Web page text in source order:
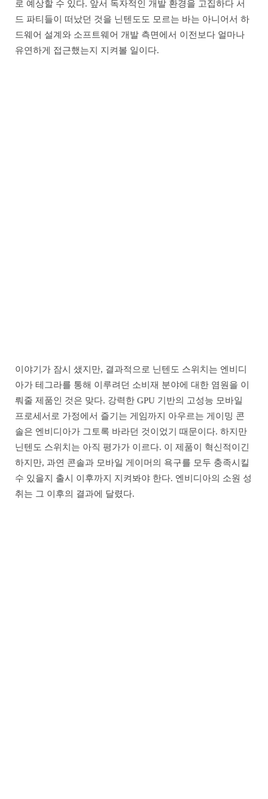
로 예상할 수 있다. 앞서 독자적인 개발 환경을 고집하다 서
드 파티들이 떠났던 것을 닌텐도도 모르는 바는 아니어서 하
드웨어 설계와 소프트웨어 개발 측면에서 이전보다 얼마나
유연하게 접근했는지 지켜볼 일이다.
이야기가 잠시 샜지만, 결과적으로 닌텐도 스위치는 엔비디
아가 테그라를 통해 이루려던 소비재 분야에 대한 염원을 이
뤄줄 제품인 것은 맞다. 강력한 GPU 기반의 고성능 모바일
프로세서로 가정에서 즐기는 게임까지 아우르는 게이밍 콘
솔은 엔비디아가 그토록 바라던 것이었기 때문이다. 하지만
닌텐도 스위치는 아직 평가가 이르다. 이 제품이 혁신적이긴
하지만, 과연 콘솔과 모바일 게이머의 욕구를 모두 충족시킬
수 있을지 출시 이후까지 지켜봐야 한다. 엔비디아의 소원 성
취는 그 이후의 결과에 달렸다.